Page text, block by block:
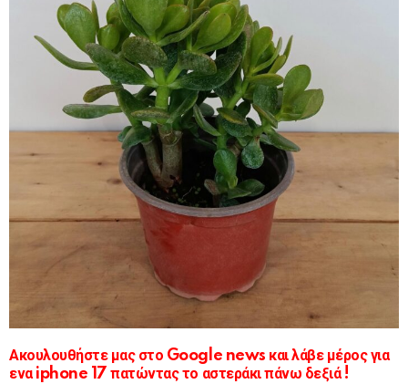
Ακουλουθήστε μας στο Google news και λάβε μέρος για
ενα iphone 17 πατώντας το αστεράκι πάνω δεξιά !